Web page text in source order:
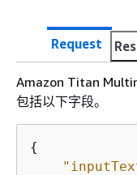
Request
Amazon Titan
包括以下字段。
{